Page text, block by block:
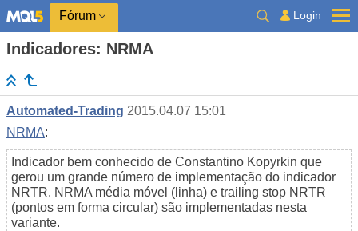
Fórum Login
Indicadores: NRMA
Automated-Trading 2015.04.07 15:01
NRMA:
Indicador bem conhecido de Constantino Kopyrkin que
gerou um grande número de implementação do indicador
NRTR. NRMA média móvel (linha) e trailing stop NRTR
(pontos em forma circular) são implementadas nesta
variante.